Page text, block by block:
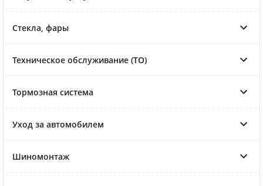
Стекла, фары
Техническое обслуживание (ТО)
Тормозная система
Уход за автомобилем
Шиномонтаж